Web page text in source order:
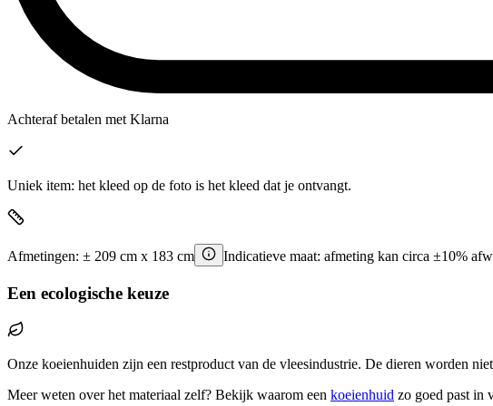
Achteraf betalen met Klarna
Uniek item: het kleed op de foto is het kleed dat je ontvangt.
Afmetingen: ± 209 cm x 183 cm Indicatieve maat: afmeting kan circa ±10%
Een ecologische keuze
Onze koeienhuiden zijn een restproduct van de vleesindustrie. De dieren worden
Meer weten over het materiaal zelf? Bekijk waarom een koeienhuid zo goed past in